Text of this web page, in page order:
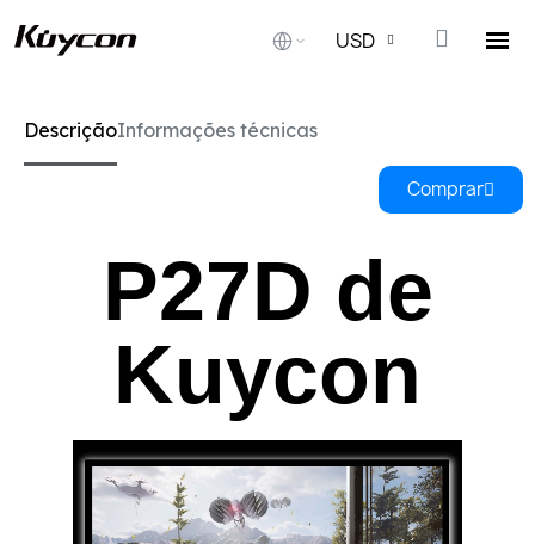
USD
DescriçãoInformações técnicas
Comprar
P27D de
Kuycon